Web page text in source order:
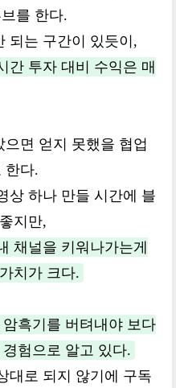
를 한다.
되는 구간이 있듯이,
간 투자 대비 수익은 매
면 얻지 못했을 협업
한다.
상 하나 만들 시간에 블
지만,
채널을 키워나가는게
치가 크다.
흑기를 버텨내야 보다
험으로 알고 있다.
대로 되지 않기에 구독